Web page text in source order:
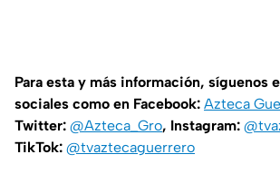
Para esta y más información, síguenos
sociales como en Facebook: Azteca
Twitter: @Azteca_Gro, Instagram:
TikTok: @tvaztecaguerrero